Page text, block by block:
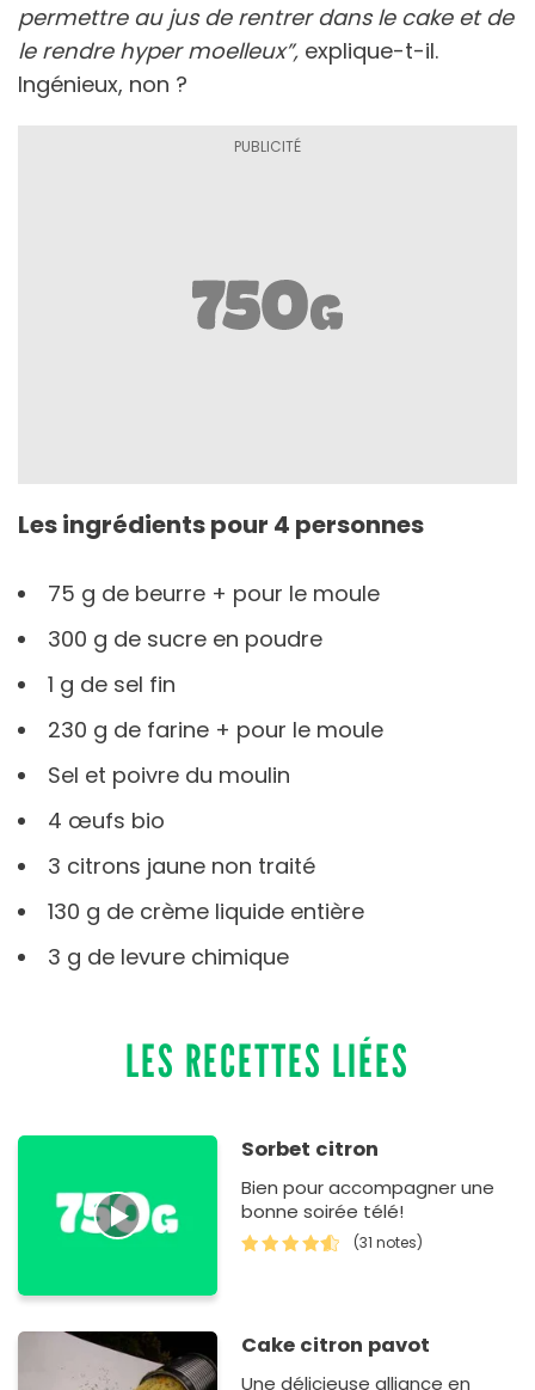
permettre au jus de rentrer dans le cake et de
le rendre hyper moelleux”, explique-t-il.
Ingénieux, non ?
Les ingrédients pour 4 personnes
75 g de beurre + pour le moule
300 g de sucre en poudre
1 g de sel fin
230 g de farine + pour le moule
Sel et poivre du moulin
4 œufs bio
3 citrons jaune non traité
130 g de crème liquide entière
3 g de levure chimique
LES RECETTES LIÉES
Sorbet citron
Bien pour accompagner une
bonne soirée télé!
(31 notes)
Cake citron pavot
Une délicieuse alliance en